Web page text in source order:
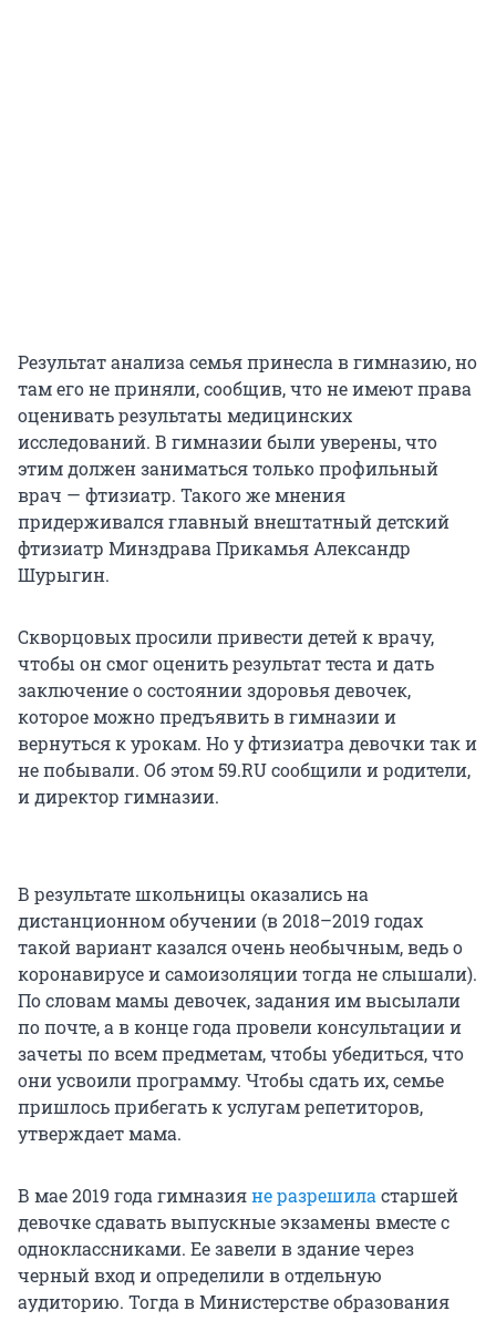
Результат анализа семья принесла в гимназию, но
там его не приняли, сообщив, что не имеют права
оценивать результаты медицинских
исследований. В гимназии были уверены, что
этим должен заниматься только профильный
врач — фтизиатр. Такого же мнения
придерживался главный внештатный детский
фтизиатр Минздрава Прикамья Александр
Шурыгин.
Скворцовых просили привести детей к врачу,
чтобы он смог оценить результат теста и дать
заключение о состоянии здоровья девочек,
которое можно предъявить в гимназии и
вернуться к урокам. Но у фтизиатра девочки так и
не побывали. Об этом 59.RU сообщили и родители,
и директор гимназии.
В результате школьницы оказались на
дистанционном обучении (в 2018–2019 годах
такой вариант казался очень необычным, ведь о
коронавирусе и самоизоляции тогда не слышали).
По словам мамы девочек, задания им высылали
по почте, а в конце года провели консультации и
зачеты по всем предметам, чтобы убедиться, что
они усвоили программу. Чтобы сдать их, семье
пришлось прибегать к услугам репетиторов,
утверждает мама.
В мае 2019 года гимназияне разрешиластаршей
девочке сдавать выпускные экзамены вместе с
одноклассниками. Ее завели в здание через
черный вход и определили в отдельную
аудиторию. Тогда в Министерстве образования